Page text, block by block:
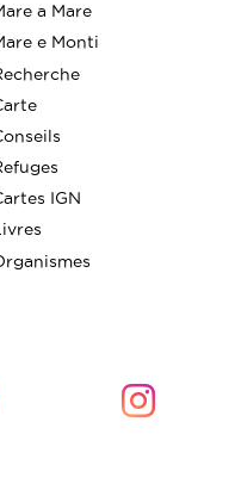
a Mare
e Monti
IGN